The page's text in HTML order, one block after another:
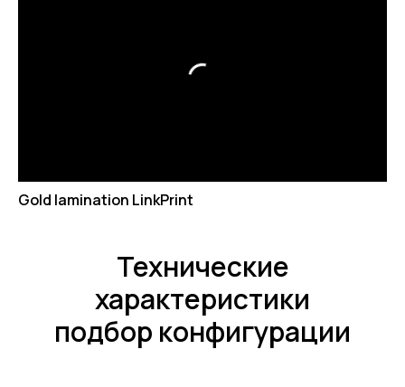
Gold lamination LinkPrint
Технические
характеристики
подбор конфигурации